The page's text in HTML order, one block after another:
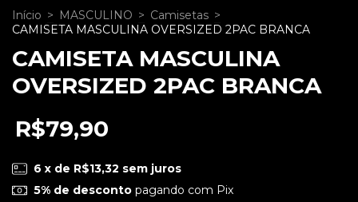
Início > MASCULINO > Camisetas >
CAMISETA MASCULINA OVERSIZED 2PAC BRANCA
CAMISETA MASCULINA
OVERSIZED 2PAC BRANCA
R$79,90
6 x de R$13,32 sem juros
5% de descontopagando com Pix